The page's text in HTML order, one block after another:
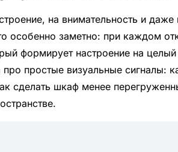
на внимательность и даже
особенно заметно: при каждом
формирует настроение на целый
простые визуальные сигналы:
сделать шкаф менее